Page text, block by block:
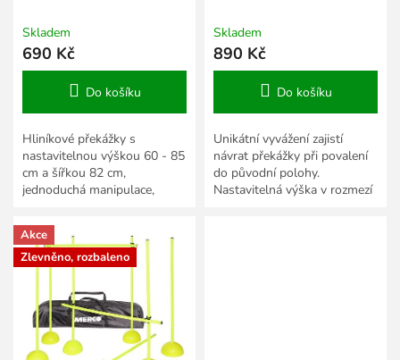
Skladem
690 Kč
Do košíku
Hliníkové překážky s
nastavitelnou výškou 60 - 85
cm a šířkou 82 cm,
jednoduchá manipulace,
všech věkových kategorií.
Skladem
890 Kč
Do košíku
Unikátní vyvážení zajistí
návrat překážky při povalení
do původní polohy.
Nastavitelná výška v rozmezí
Akce
Zlevněno, rozbaleno